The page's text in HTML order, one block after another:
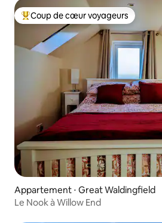
Coups de cœur voyageurs les plus
Coup de cœur voyageurs
Appartement ⋅ Great Waldingfield
Le Nook à Willow End